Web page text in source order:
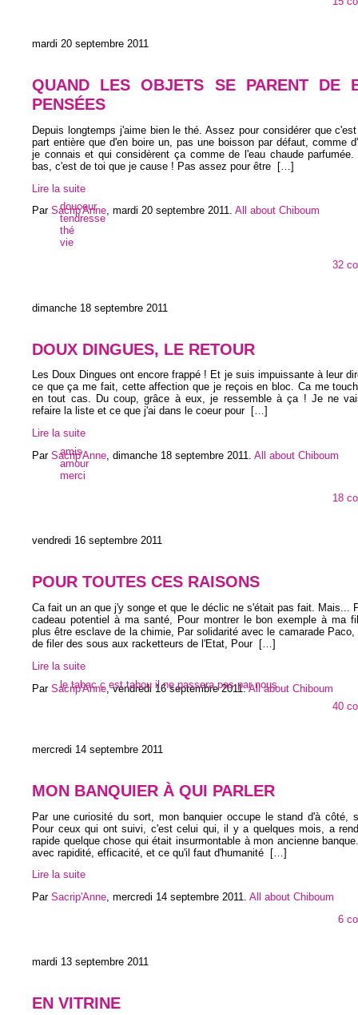
mardi 20 septembre 2011
QUAND LES OBJETS SE PARENT DE
PENSÉES
Depuis longtemps j'aime bien le thé. Assez pour considérer que
part entière que d'en boire un, pas une boisson par défaut, comme
je connais et qui considèrent ça comme de l'eau chaude
bas, c'est de toi que je cause ! Pas assez pour être
[…]
Lire la suite
Par Sacrip'Anne, mardi 20 septembre 2011. All about Chiboum
douceur
tendresse
thé
vie
32
dimanche 18 septembre 2011
DOUX DINGUES, LE RETOUR
Les Doux Dingues ont encore frappé ! Et je suis impuissante à leur
ce que ça me fait, cette affection que je reçois en bloc. Ca me
en tout cas. Du coup, grâce à eux, je ressemble à ça ! Je ne
refaire la liste et ce que j'ai dans le coeur pour […]
Lire la suite
Par Sacrip'Anne dimanche 18 septembre 2011 All about Chiboum
amis
amour
merci
18
vendredi 16 septembre 2011
POUR TOUTES CES RAISONS
Ca fait un an que j'y songe et que le déclic ne s'était pas fait. Mais...
cadeau potentiel à ma santé, Pour montrer le bon exemple à ma
plus être esclave de la chimie, Par solidarité avec le camarade Paco,
de filer des sous aux racketteurs de l'Etat, Pour […]
Lire la suite
Par Sacrip'Anne ,vendredi 16 septembre 2011. All about Chiboum
le tabac c est tabou il ne passera pas par nous
40
mercredi 14 septembre 2011
MON BANQUIER À QUI PARLER
Par une curiosité du sort, mon banquier occupe le stand d'à côté,
Pour ceux qui ont suivi, c'est celui qui, il y a quelques mois, a
rapide quelque chose qui était insurmontable à mon ancienne
avec rapidité, efficacité, et ce qu'il faut d'humanité […]
Lire la suite
Par Sacrip'Anne, mercredi 14 septembre 2011. All about Chiboum
6
mardi 13 septembre 2011
EN VITRINE